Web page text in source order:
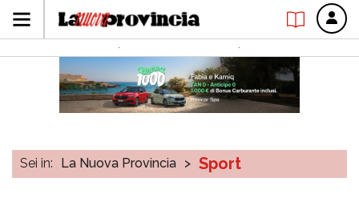
Sei in: La Nuova Provincia > Sport